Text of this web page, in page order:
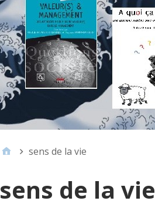
sens de la vie
sens de la vie